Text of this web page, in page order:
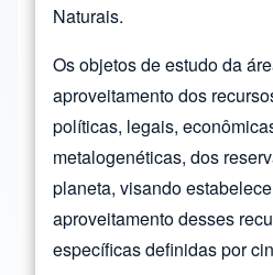
Naturais.
Os objetos de estudo da
aproveitamento dos
políticas, legais,
metalogenéticas, dos
planeta, visando
aproveitamento desses
específicas definidas por